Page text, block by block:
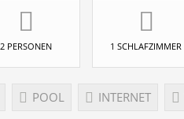
2 PERSONEN 1 SCHLAFZIMMER
POOL INTERNET